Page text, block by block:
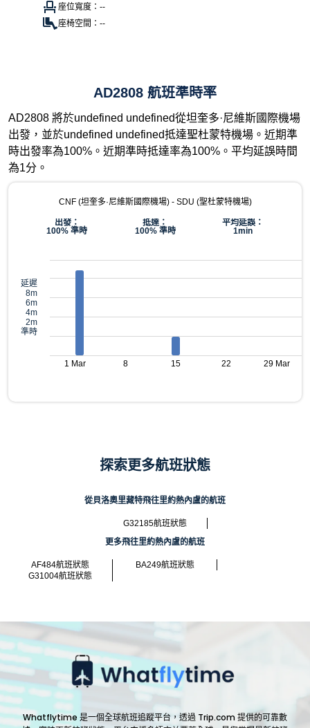
座位寬度：--
座椅空間：--
AD2808 航班準時率
AD2808 將於undefined undefined從坦奎多·尼維斯國際機場
出發，並於undefined undefined抵達聖杜蒙特機場。近期準
時出發率為100%。近期準時抵達率為100%。平均延誤時間
為1分。
CNF (坦奎多·尼維斯國際機場) - SDU (聖杜蒙特機場)
出發：
100% 準時
抵達：
100% 準時
平均延誤：
1min
延遲
8m
6m
4m
2m
準時
1 Mar 8 15 22 29 Mar
探索更多航班狀態
從貝洛奧里藏特飛往里約熱內盧的航班
G32185航班狀態
更多飛往里約熱內盧的航班
AF484航班狀態
BA249航班狀態
G31004航班狀態
Whatflytime 是一個全球航班追蹤平台，透過 Trip.com 提供的可靠數